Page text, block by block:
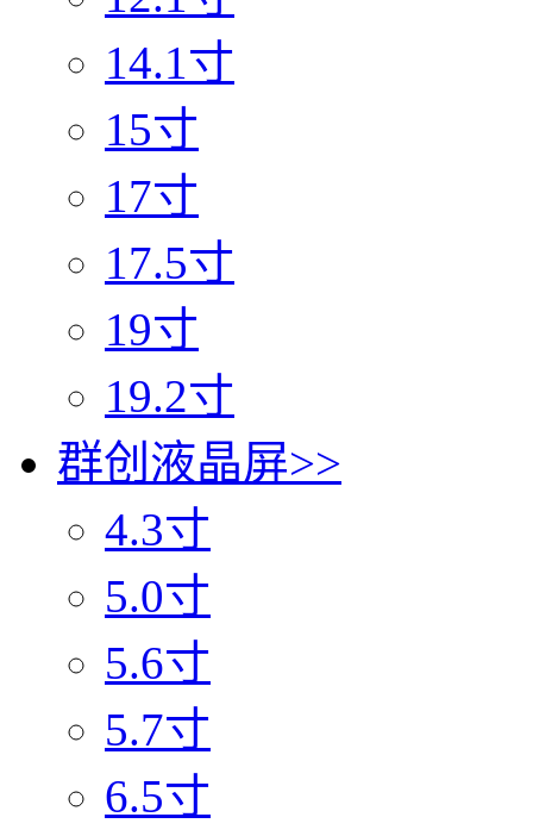
14.1寸
15寸
17寸
17.5寸
19寸
19.2寸
群创液晶屏>>
4.3寸
5.0寸
5.6寸
5.7寸
6.5寸